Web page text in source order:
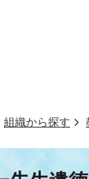
組織から探す